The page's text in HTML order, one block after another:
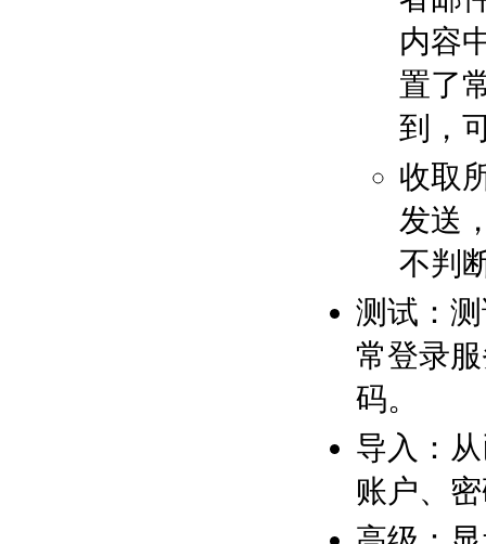
内容
置了
到，
收取
发送
不判
测试：
常登录
码。
导入：
账户、